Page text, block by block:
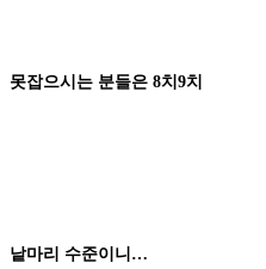
못잡으시는 분들은 8치 9치
낱마리 수준이니 …